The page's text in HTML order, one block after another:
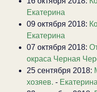
Екатерина
09 октября 2018:
Екатерина
07 октября 2018:
окраса Черная
25 сентября 2018:
хозяев. - Екатерина